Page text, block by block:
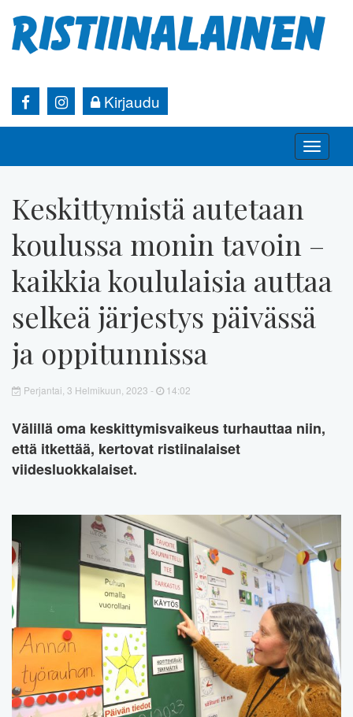
Kirjaudu
Toggle
Keskittymistä autetaan
koulussa monin tavoin –
kaikkia koululaisia auttaa
selkeä järjestys päivässä
ja oppitunnissa
Perjantai, 3 Helmikuun, 2023 - 14:02
Välillä oma keskittymisvaikeus turhauttaa niin,
että itkettää, kertovat ristiinalaiset
viidesluokkalaiset.